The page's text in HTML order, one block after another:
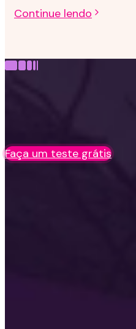
Continue lendo
Faça um teste grátis